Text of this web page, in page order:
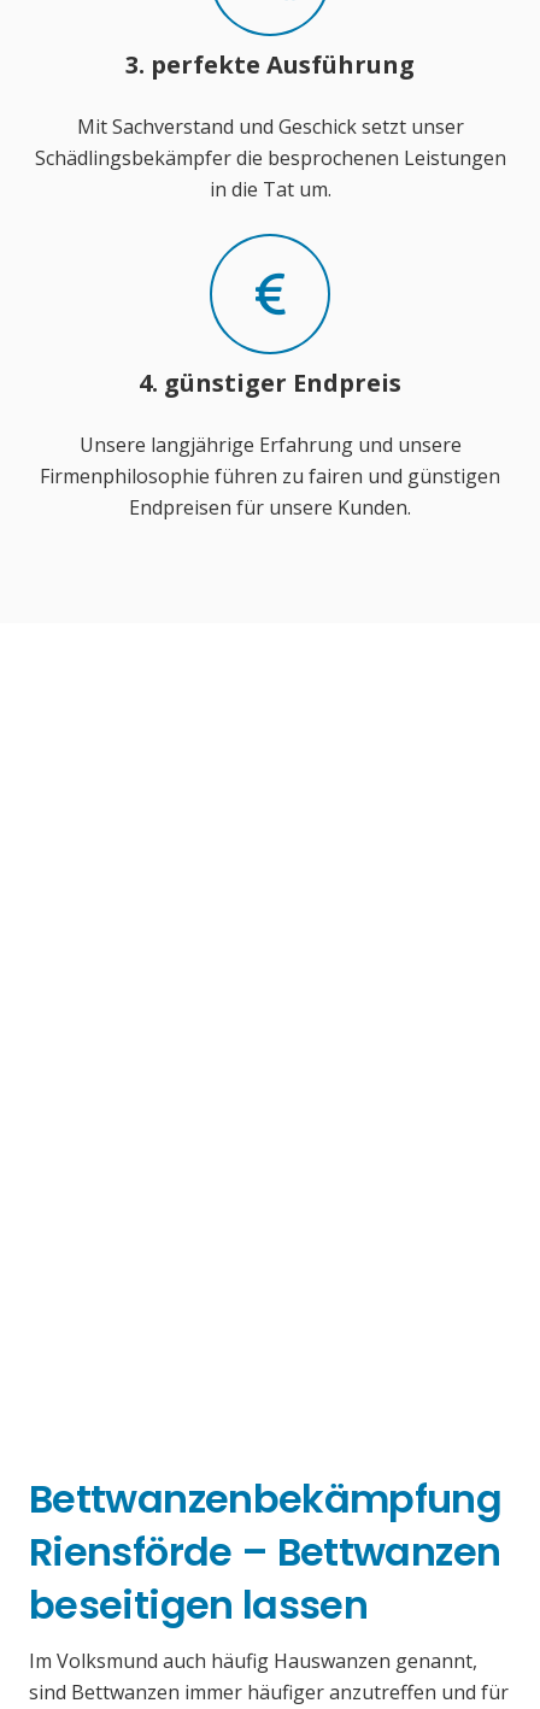
3. perfekte Ausführung
Mit Sachverstand und Geschick setzt unser
Schädlingsbekämpfer die besprochenen Leistungen
in die Tat um.
4. günstiger Endpreis
Unsere langjährige Erfahrung und unsere
Firmenphilosophie führen zu fairen und günstigen
Endpreisen für unsere Kunden.
Bettwanzenbekämpfung
Riensförde – Bettwanzen
beseitigen lassen
Im Volksmund auch häufig Hauswanzen genannt,
sind Bettwanzen immer häufiger anzutreffen und für